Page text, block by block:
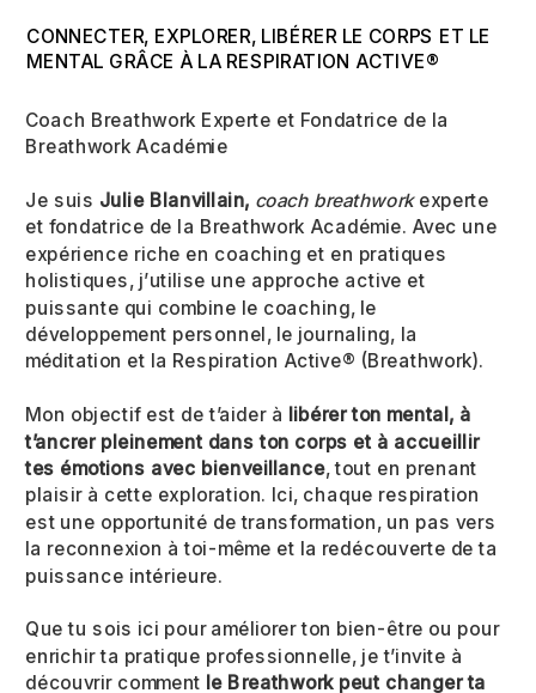
Coach Breathwork Experte et Fondatrice de la
Breathwork Académie
Je suis Julie Blanvillain, coach breathworkexperte
et fondatrice de la Breathwork Académie. Avec une
expérience riche en coaching et en pratiques
holistiques, j’utilise une approche active et
puissante qui combine le coaching, le
développement personnel, le journaling, la
méditation et la Respiration Active® (Breathwork).
Mon objectif est de t’aider à libérer ton mental, à
t’ancrer pleinement dans ton corps et à accueillir
tes émotions avec bienveillance, tout en prenant
plaisir à cette exploration. Ici, chaque respiration
est une opportunité de transformation, un pas vers
la reconnexion à toi-même et la redécouverte de ta
puissance intérieure.
Que tu sois ici pour améliorer ton bien-être ou pour
enrichir ta pratique professionnelle, je t’invite à
découvrir comment le Breathwork peut changer ta
Breathwork
CONNECTER, EXPLORER, LIBÉRER LE CORPS ET LE
MENTAL GRÂCE À LA RESPIRATION ACTIVE®